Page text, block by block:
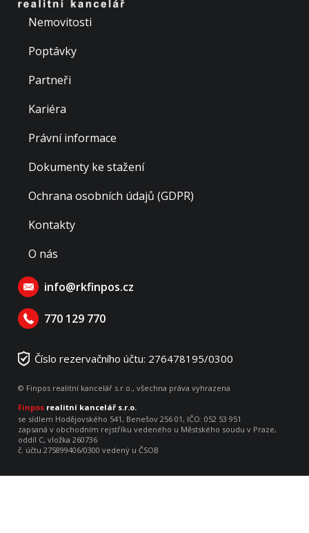
Nemovitosti
Poptávky
Partneři
Kariéra
Právní informace
Dokumenty ke stažení
Ochrana osobních údajů (GDPR)
Kontakty
O nás
info@rkfinpos.cz
770 129 770
Číslo rezervačního účtu: 276478195/0300
© Finpos realitní kancelář s.r.o., všechna práva vyhrazena
Finpos realitní kancelář s.r.o.
se sídlem Hodějovského 541, Benešov 256 01, IČO: 052 53 951
zapsaná v obchodním rejstříku vedeného u Městského soudu v Praze,
oddíl C, vložka 260736
č. účtu 275899406/0300 vedený u ČSOB